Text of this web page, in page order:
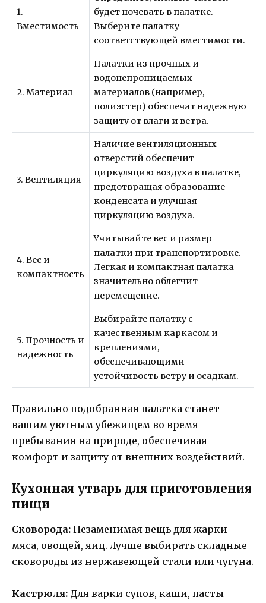
1.
Вместимость
будет ночевать в палатке.
Выберите палатку
соответствующей вместимости.
2. Материал
Палатки из прочных и
водонепроницаемых
материалов (например,
полиэстер) обеспечат надежную
защиту от влаги и ветра.
3. Вентиляция
Наличие вентиляционных
отверстий обеспечит
циркуляцию воздуха в палатке,
предотвращая образование
конденсата и улучшая
циркуляцию воздуха.
4. Вес и
компактность
Учитывайте вес и размер
палатки при транспортировке.
Легкая и компактная палатка
значительно облегчит
перемещение.
5. Прочность и
надежность
Выбирайте палатку с
качественным каркасом и
креплениями,
обеспечивающими
устойчивость ветру и осадкам.
Правильно подобранная палатка станет
вашим уютным убежищем во время
пребывания на природе, обеспечивая
комфорт и защиту от внешних воздействий.
Кухонная утварь для приготовления
пищи
Сковорода: Незаменимая вещь для жарки
мяса, овощей, яиц. Лучше выбирать складные
сковороды из нержавеющей стали или чугуна.
Кастрюля: Для варки супов, каши, пасты